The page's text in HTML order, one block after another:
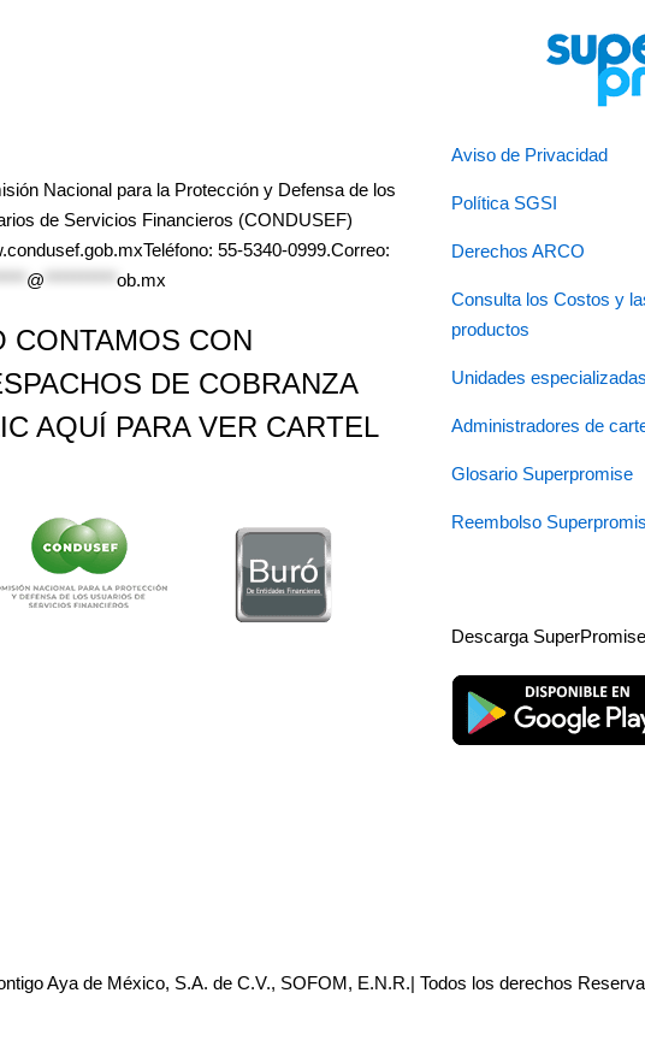
Nacional para la Protección y Defensa de los
de Servicios Financieros (CONDUSEF)
55-5340-0999.Correo:
@ ob.mx
CONTAMOS CON
DE COBRANZA
AQUÍ PARA VER CARTEL
Aviso de Privacidad
Política SGSI
Derechos ARCO
Consulta los Costos y
productos
Unidades especializadas
Administradores de
Glosario Superpromise
Reembolso
Descarga
Aya de México, S.A. de C.V., SOFOM, E.N.R.| Todos los derechos